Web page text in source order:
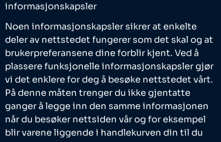
informasjonskapsler
Noen informasjonskapsler sikrer at enkelte
deler av nettstedet fungerer som det skal og at
brukerpreferansene dine forblir kjent. Ved å
plassere funksjonelle informasjonskapsler gjør
vi det enklere for deg å besøke nettstedet vårt.
På denne måten trenger du ikke gjentatte
ganger å legge inn den samme informasjonen
når du besøker nettsiden vår og for eksempel
blir varene liggende i handlekurven din til du